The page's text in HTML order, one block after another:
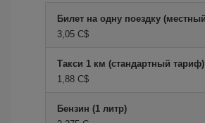
Билет на одну поездку
3,05 C$
Такси 1 км (стандартный тариф)
1,88 C$
Бензин (1 литр)